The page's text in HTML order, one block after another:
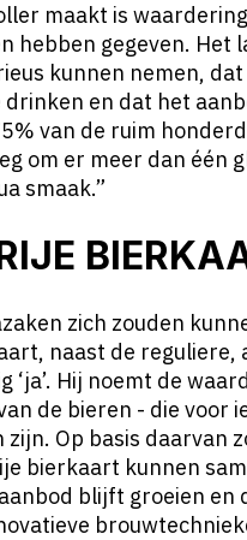
maakt is
hebben gegeven. Het
kunnen nemen, dat
drinken en dat het
van de ruim
om er meer dan één
smaak.”
zich zouden
naast de
‘ja’. Hij noemt de
de bieren - die voor
Op basis daarvan
bierkaart kunnen
blijft groeien en